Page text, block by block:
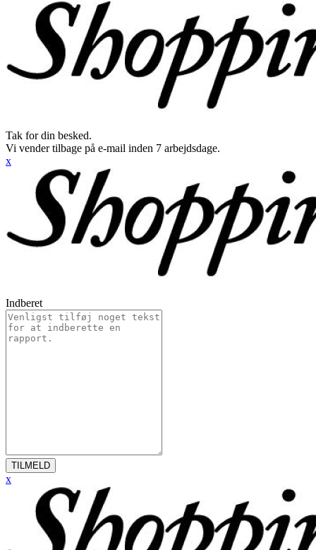
Tak for din besked.
Vi vender tilbage på e-mail inden 7 arbejdsdage.
x
Indberet
TILMELD
x